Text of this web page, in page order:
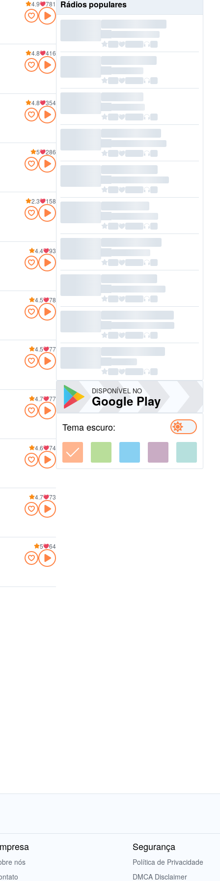
4.9 781
4.8 416
4.8 354
5 286
2.3 158
4.4 93
4.5 78
4.5 77
4.7 77
4.6 74
4.7 73
5 64
Rádios populares
DISPONÍVEL NO
Google Play
Tema escuro:
nós
Segurança
Política de Privacidade
DMCA Disclaimer